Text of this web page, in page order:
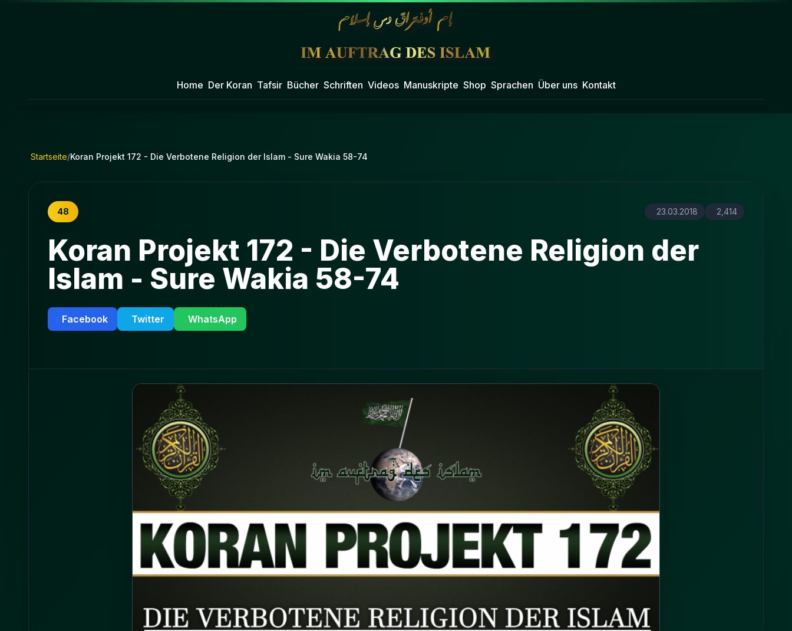
Home Der Koran Tafsir Bücher Schriften Videos Manuskripte Shop Sprachen Über uns Kontakt
Startseite/Koran Projekt 172 - Die Verbotene Religion der Islam - Sure Wakia 58-74
48 23.03.2018 2,414
Koran Projekt 172 - Die Verbotene Religion der
Islam - Sure Wakia 58-74
Facebook Twitter WhatsApp